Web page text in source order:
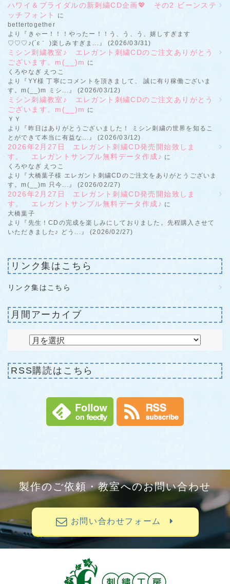
ハワイ＆ブライダルの新刺繍CD企画💖 その2 ビーンステ
ッチフォント
に
bettertogether
より『きゃー！！！やったー！！う、う、う、嬉しすぎます
♡♡♡♪(´ε｀ )楽しみすぎま...』 (2026/03/31)
ミシン刺繍教室♪ エレガント刺繍CDのご注文ありがとう
ございます。m(__)m に
くろやなぎ えつこ
より『YY様 丁寧にコメントを頂きまして、 誠に有り稼働ございま
す。m(__)m ミシ...』 (2026/03/12)
ミシン刺繍教室♪ エレガント刺繍CDのご注文ありがとう
ございます。m(__)m に
ＹＹ
より『昨日はありがとうございました！ ミシン刺繍の世界を知るこ
とができて本当に有益な...』 (2026/03/12)
2026年2月27日 エレガント刺繍CD発売開始致しま
す。 エレガントサンプル無料データ作成♪ に
くろやなぎ えつこ
より『大橋葉子様 エレガント刺繍CDのご注文をありがとうございま
す。m(__)m 只今...』 (2026/02/27)
2026年2月27日 エレガント刺繍CD発売開始致しま
す。 エレガントサンプル無料データ作成♪ に
大橋葉子
より『先生！CDの完成を楽しみにしておりました。先程購入させて
いただきました♪ どう...』 (2026/02/27)
リンク集はこちら
リンク集はこちら
月間アーカイブ
RSS購読はこちら
製作のご依頼・教室へのお問い合わせ
お問い合わせフォーム